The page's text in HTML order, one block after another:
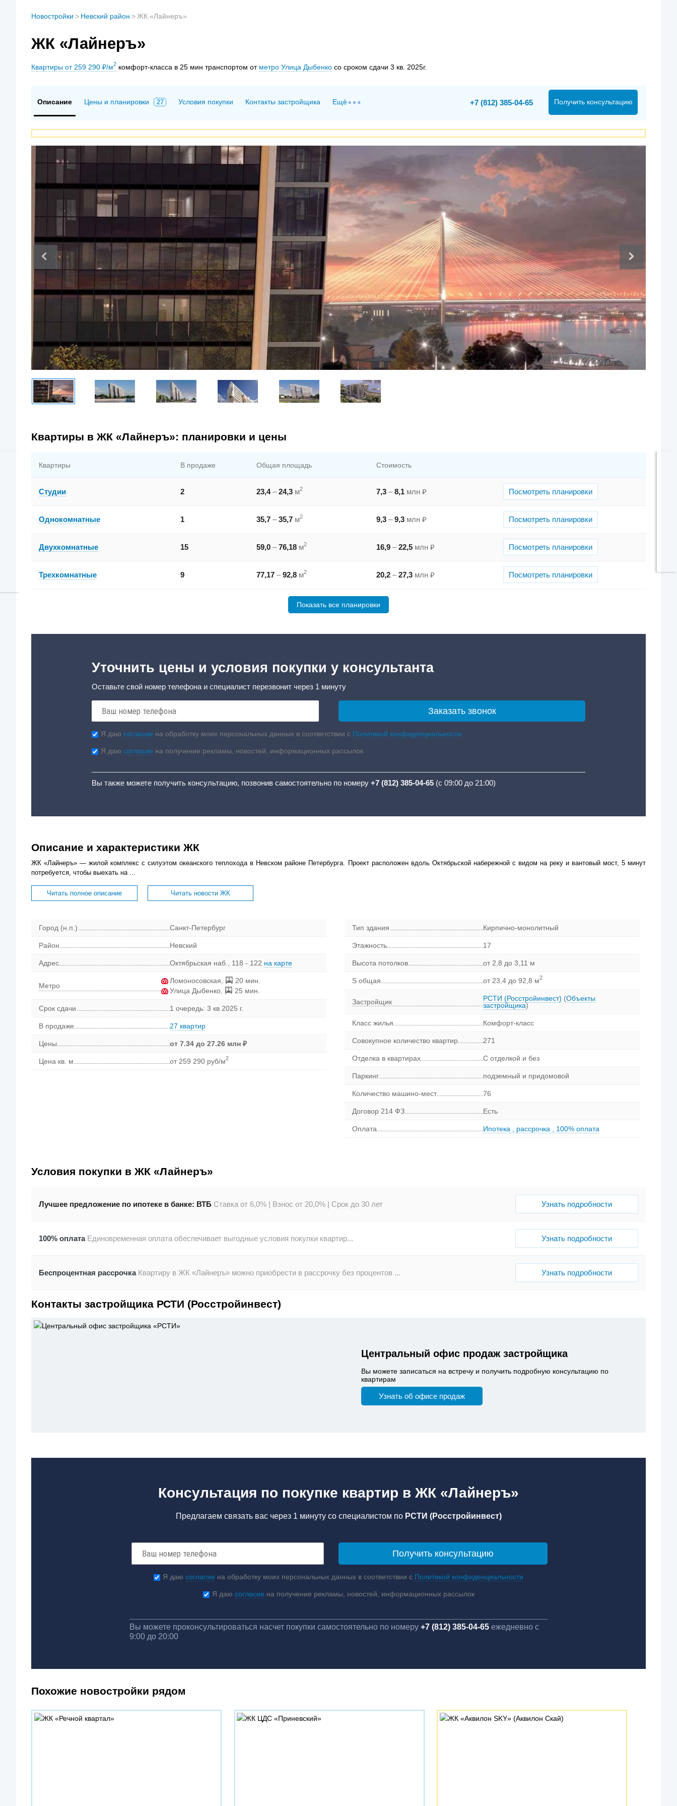
Новостройки > Невский район > ЖК «Лайнеръ»
ЖК «Лайнеръ»
Квартиры от 259 290 ₽/м2комфорт-класса в 25 мин транспортом от метро Улица Дыбенкосо сроком сдачи 3 кв. 2025г.
Описание Цены и планировки 27 Условия покупки Контакты застройщика Ещё Получить консультацию
+7 (812) 385-04-65
Квартиры в ЖК «Лайнеръ»: планировки и цены
Квартиры В продаже Общая площадь Стоимость
Студии 2 23,4–24,3 м2 7,3 –8,1 млн ₽ Посмотреть планировки
Однокомнатные 1 35,7 –35,7 м2 9,3 –9,3 млн ₽ Посмотреть планировки
Двухкомнатные 15 59,0 –76,18 м2 16,9 –22,5 млн ₽ Посмотреть планировки
Трехкомнатные 9 77,17 –92,8 м2 20,2 –27,3 млн ₽ Посмотреть планировки
Показать все планировки
Уточнить цены и условия покупки у консультанта
Оставьте свой номер телефона и специалист перезвонит через 1 минуту
Я даю согласие на обработку моих персональных данных в соответствии с Политикой конфиденциальности
Я даю согласие на получение рекламы, новостей, информационных рассылок
Вы также можете получить консультацию, позвонив самостоятельно по номеру +7 (812) 385-04-65 (с 09:00 до 21:00)
Описание и характеристики ЖК
ЖК «Лайнеръ» — жилой комплекс с силуэтом океанского теплохода в Невском районе Петербурга. Проект расположен вдоль Октябрьской набережной с видом на реку и вантовый мост, 5 минут
потребуется, чтобы выехать на ...
Читать полное описание Читать новости ЖК
Город (н.п.) Санкт-Петербург
Район Невский
Адрес Октябрьская наб., 118 - 122 на карте
Метро
Ломоносовская
20 мин.
Улица Дыбенко, 25 мин.
Срок сдачи 1 очередь: 3 кв 2025 г.
В продаже 27 квартир
Цены от 7.34до 27.26 млн ₽
Цена кв. м от 259 290 руб/м2
Тип здания Кирпично-монолитный
Этажность 17
Высота потолков от 2,8 до 3,11 м
S общая от 23,4 до 92,8 м2
Застройщик РСТИ (Росстройинвест) (Объекты
застройщика)
Класс жилья Комфорт-класс
Совокупное количество квартир 271
Отделка в квартирах С отделкой и без
Паркинг подземный и придомовой
Количество машино-мест 76
Договор 214 ФЗ Есть
Оплата Ипотека рассрочка 100% оплата
Условия покупки в ЖК «Лайнеръ»
Лучшее предложение по ипотеке в банке: ВТБ Ставка от 6,0% | Взнос от 20,0% | Срок до 30 лет Узнать подробности
100% оплата Единовременная оплата обеспечивает выгодные условия покупки квартир... Узнать подробности
Беспроцентная рассрочка Квартиру в ЖК «Лайнеръ» можно приобрести в рассрочку без процентов ... Узнать подробности
Контакты застройщика РСТИ (Росстройинвест)
Центральный офис продаж застройщика
Вы можете записаться на встречу и получить подробную консультацию по
квартирам
Узнать об офисе продаж
Консультация по покупке квартир в ЖК «Лайнеръ»
Предлагаем связать вас через 1 минуту со специалистом по РСТИ (Росстройинвест)
Я даю согласие на обработку моих персональных данных в соответствии с Политикой конфиденциальности
Я даю согласие на получение рекламы, новостей, информационных рассылок
Вы можете проконсультироваться насчет покупки самостоятельно по номеру+7 (812) 385-04-65 ежедневно с
9:00 до 20:00
Похожие новостройки рядом